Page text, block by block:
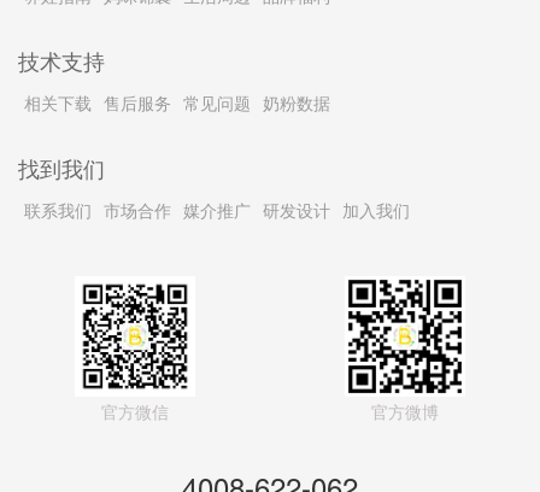
技术支持
相关下载 售后服务 常见问题 奶粉数据
找到我们
联系我们 市场合作 媒介推广 研发设计 加入我们
官方微信 官方微博